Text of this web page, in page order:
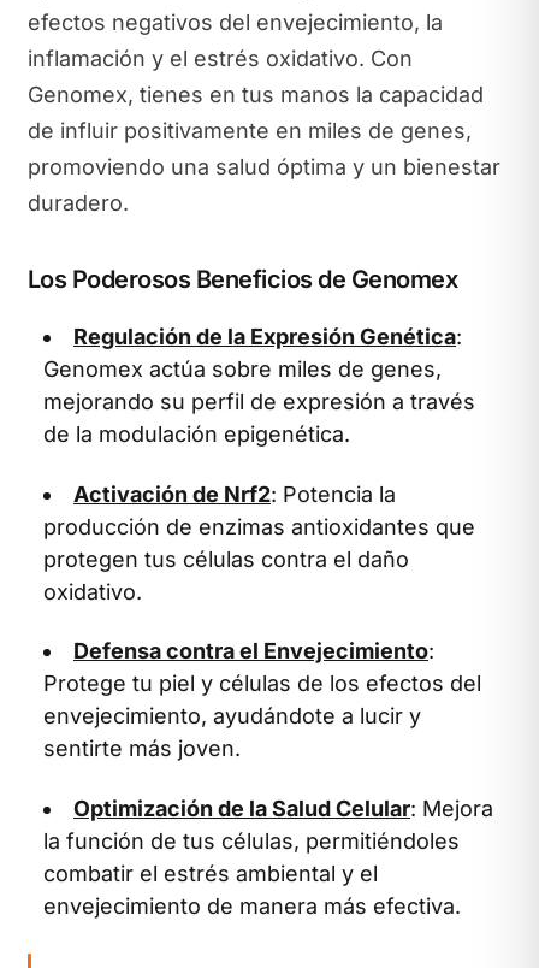
efectos negativos del envejecimiento, la
inflamación y el estrés oxidativo. Con
Genomex, tienes en tus manos la capacidad
de influir positivamente en miles de genes,
promoviendo una salud óptima y un bienestar
duradero.
Los Poderosos Beneficios de Genomex
Regulación de la Expresión Genética:
Genomex actúa sobre miles de genes,
mejorando su perfil de expresión a través
de la modulación epigenética.
Activación de Nrf2: Potencia la
producción de enzimas antioxidantes que
protegen tus células contra el daño
oxidativo.
Defensa contra el Envejecimiento:
Protege tu piel y células de los efectos del
envejecimiento, ayudándote a lucir y
sentirte más joven.
Optimización de la Salud Celular: Mejora
la función de tus células, permitiéndoles
combatir el estrés ambiental y el
envejecimiento de manera más efectiva.